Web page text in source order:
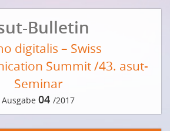
Bulletin
digitalis – Swiss
Summit /43. asut-
Seminar
Ausgabe 04 /2017